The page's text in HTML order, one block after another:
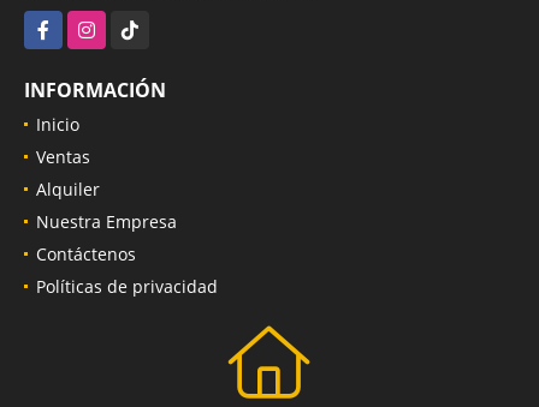
FacebookInstagramTikTok
INFORMACIÓN
Inicio
Ventas
Alquiler
Nuestra Empresa
Contáctenos
Políticas de privacidad